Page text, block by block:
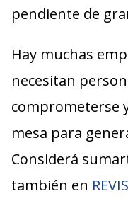
pendiente de
Hay muchas
necesitan
comprometerse
mesa para
Considerá
también en